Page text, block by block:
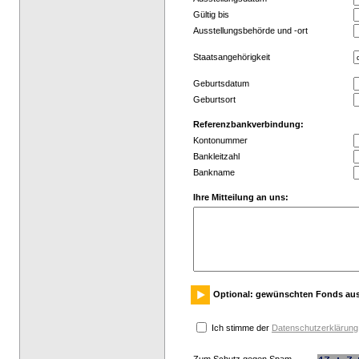
Gültig bis
Ausstellungsbehörde und -ort
Staatsangehörigkeit
Geburtsdatum
Geburtsort
Referenzbankverbindung:
Kontonummer
Bankleitzahl
Bankname
Ihre Mitteilung an uns:
Optional: gewünschten Fonds
Ich stimme der Datenschutzerklärung